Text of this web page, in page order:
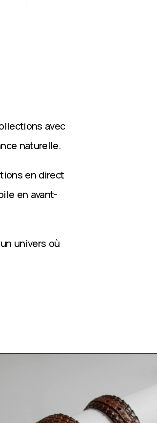
avec
naturelle.
en direct
en avant-
univers où